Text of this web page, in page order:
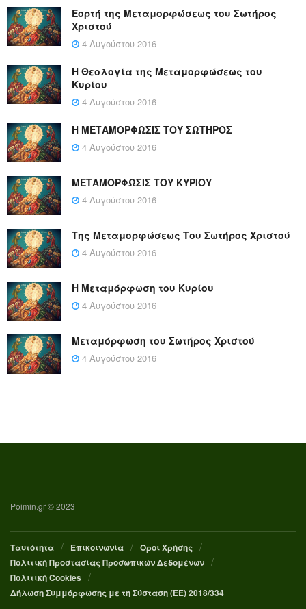
Εορτή της Μεταμορφώσεως του Σωτήρος
Χριστού
4 Αυγούστου 2016
Η Θεολογία της Μεταμορφώσεως του
Κυρίου
4 Αυγούστου 2016
Η ΜΕΤΑΜΟΡΦΩΣΙΣ ΤΟΥ ΣΩΤΗΡΟΣ
4 Αυγούστου 2016
ΜΕΤΑΜΟΡΦΩΣΙΣ ΤΟΥ ΚΥΡΙΟΥ
4 Αυγούστου 2016
Της Μεταμορφώσεως Του Σωτήρος Χριστού
4 Αυγούστου 2016
Η Μεταμόρφωση του Κυρίου
4 Αυγούστου 2016
Μεταμόρφωση του Σωτήρος Χριστού
4 Αυγούστου 2016
Poimin.gr © 2023
Ταυτότητα Επικοινωνία
Όροι Χρήσης
Πολιτική Προστασίας Προσωπικών Δεδομένων
Πολιτική Cookies
Δήλωση Συμμόρφωσης με τη Σύσταση (ΕΕ) 2018/334